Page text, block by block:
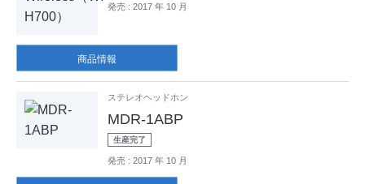
発売 : 2017 年 10 月
商品情報
ステレオヘッドホン
MDR-1ABP
生産完了
発売 : 2017 年 10 月